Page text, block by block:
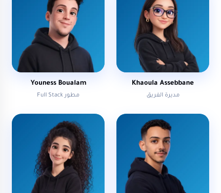
Khaoula Assebbane
مديرة الفريق
Youness Boualam
مطور Full Stack